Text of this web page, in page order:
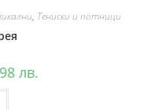
, Тениски и потници
лв.